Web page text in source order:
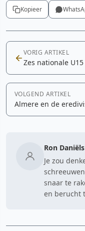
Cookie-instellingen
Kopieer
VORIG ARTIKEL
Zes nationale
VOLGEND ARTIKEL
Almere en de
Ron Daniëls
Je zou
snaar te
en berucht